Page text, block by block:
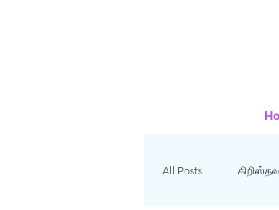
All Posts